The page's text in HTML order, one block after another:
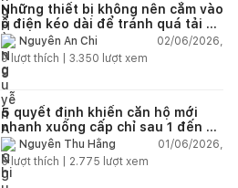
Những thiết bị không nên cắm vào
ổ điện kéo dài để tránh quá tải và
chập cháy trong nhà
Nguyễn An Chi
02/06/2026,
9lượt thích | 3.350 lượt xem
5 quyết định khiến căn hộ mới
nhanh xuống cấp chỉ sau 1 đến 2
nămNguyễn Thu Hằng
01/06/2026,
5lượt thích | 2.775 lượt xem